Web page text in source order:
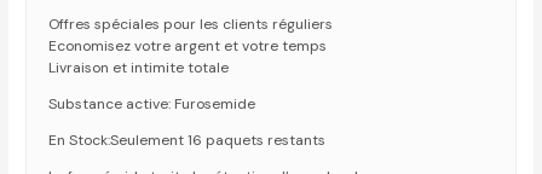
Offres spéciales pour les clients réguliers
Economisez votre argent et votre temps
Livraison et intimite totale
Substance active: Furosemide
En Stock:Seulement 16 paquets restants